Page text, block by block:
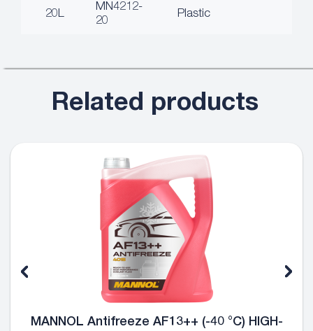
20L
MN4212-
20
Plastic
Related products
MANNOL Antifreeze AF13++ (-40 °C) HIGH-